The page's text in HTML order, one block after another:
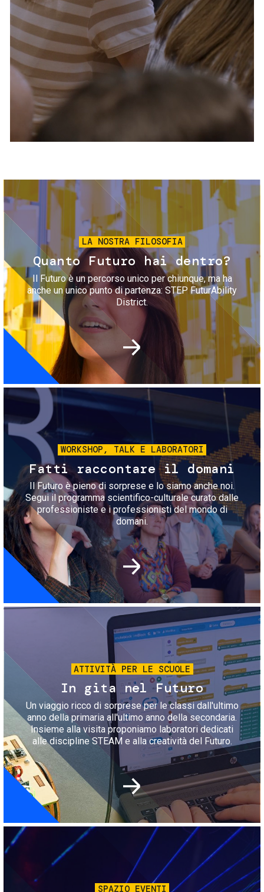
Servizi e accessibilità
Contatti
FAQ
Biglietti
Immagine
LA NOSTRA FILOSOFIA
Quanto Futuro hai dentro?
Il Futuro è un percorso unico per chiunque, ma ha
anche un unico punto di partenza: STEP FuturAbility
District.
Immagine
WORKSHOP, TALK E LABORATORI
Fatti raccontare il domani
Il Futuro è pieno di sorprese e lo siamo anche noi.
Segui il programma scientifico-culturale curato dalle
professioniste e i professionisti del mondo di
domani.
Immagine
ATTIVITÀ PER LE SCUOLE
In gita nel Futuro
Un viaggio ricco di sorprese per le classi dall'ultimo
anno della primaria all'ultimo anno della secondaria.
Insieme alla visita proponiamo laboratori dedicati
alle discipline STEAM e alla creatività del Futuro.
Immagine
SPAZIO EVENTI